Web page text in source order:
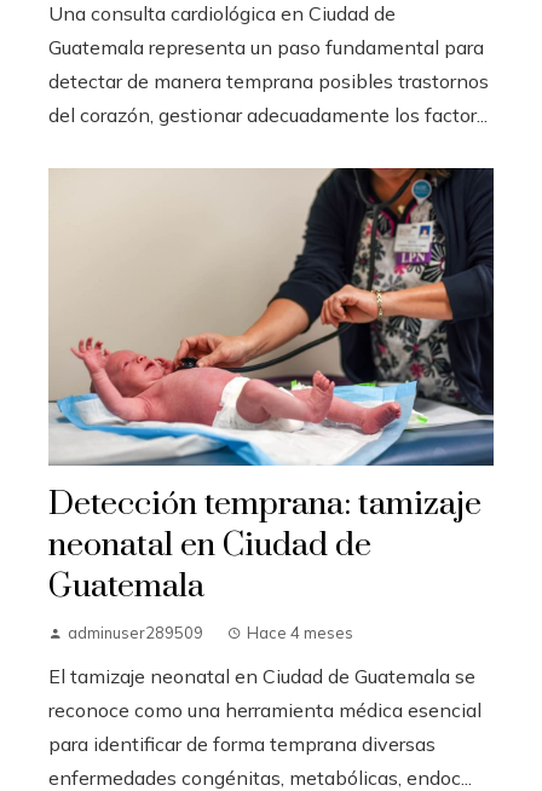
Una consulta cardiológica en Ciudad de
Guatemala representa un paso fundamental para
detectar de manera temprana posibles trastornos
del corazón, gestionar adecuadamente los factor...
Detección temprana: tamizaje
neonatal en Ciudad de
Guatemala
adminuser289509 Hace 4 meses
El tamizaje neonatal en Ciudad de Guatemala se
reconoce como una herramienta médica esencial
para identificar de forma temprana diversas
enfermedades congénitas, metabólicas, endoc...